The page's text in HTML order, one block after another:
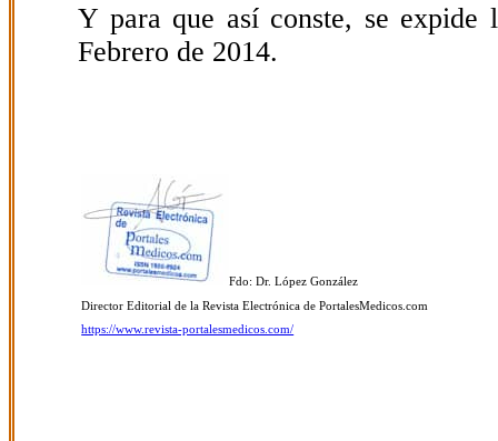
Y para que así conste, se
Febrero de 2014.
Fdo: Dr. López González
Director Editorial de la Revista Electrónica de PortalesMedicos.com
https://www.revista-portalesmedicos.com/